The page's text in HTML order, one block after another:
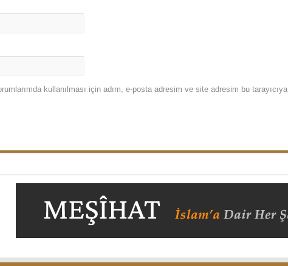
kullanılması için adım, e-posta adresim ve site adresim bu tarayıcıya